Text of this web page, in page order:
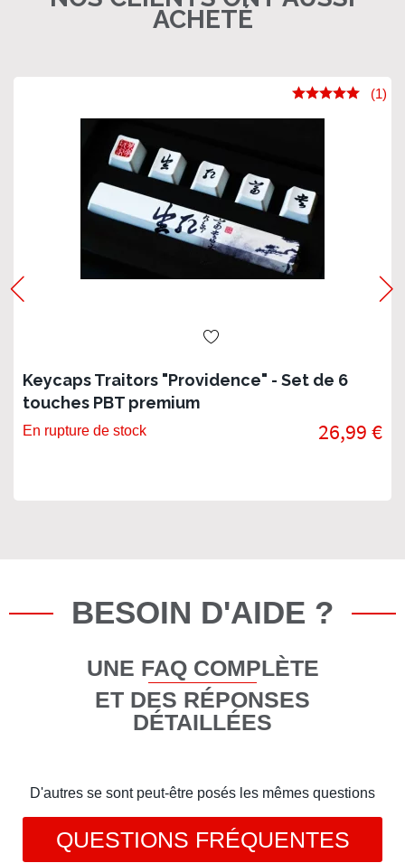
ACHETÉ
Keycaps Traitors "Providence" - Set de 6
touches PBT premium
(1)
En rupture de stock 26,99 €
BESOIN D'AIDE ?
UNE FAQ COMPLÈTE
ET DES RÉPONSES
DÉTAILLÉES
D'autres se sont peut-être posés les mêmes questions
QUESTIONS FRÉQUENTES